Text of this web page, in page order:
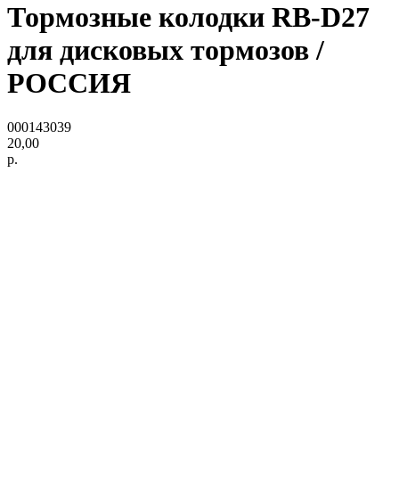
Тормозные колодки RB-D27
для дисковых тормозов /
РОССИЯ
000143039
20,00
р.